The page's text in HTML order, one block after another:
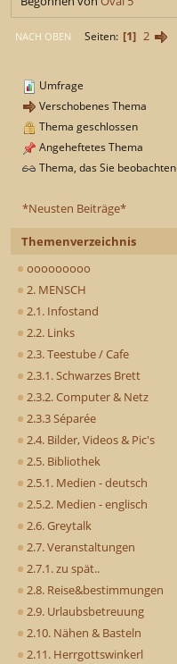
*Neusten Beiträge*
Themenverzeichnis
ooooooooo
2. MENSCH
2.1. Infostand
2.2. Links
2.3. Teestube / Cafe
2.3.1. Schwarzes Brett
2.3.2. Computer & Netz
2.3.3 Séparée
2.4. Bilder, Videos & Pic's
2.5. Bibliothek
2.5.1. Medien - deutsch
2.5.2. Medien - englisch
2.6. Greytalk
2.7. Veranstaltungen
2.7.1. zu spät..
2.8. Reise&bestimmungen
2.9. Urlaubsbetreuung
2.10. Nähen & Basteln
2.11. Herrgottswinkerl
NACH OBEN Seiten 1 2
Umfrage
Verschobenes Thema
Thema geschlossen
Angeheftetes Thema
Thema, das Sie beobachten